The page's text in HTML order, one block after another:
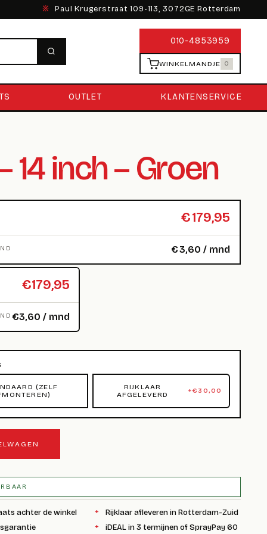
※ Paul Krugerstraat 109-113, 3072GE Rotterdam
010-4853959
WINKELMANDJE 0
OUTLET KLANTENSERVICE
inch – Groen
€179,95
€3,60 / mnd
€179,95
€3,60 / mnd
(ZELF
RIJKLAAR
AFGELEVERD
+€30,00
achter de winkel
Rijklaar afleveren in Rotterdam-Zuid
iDEAL in 3 termijnen of SprayPay 60